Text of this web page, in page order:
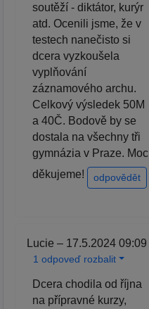
soutěží - diktátor, kurýr
atd. Ocenili jsme, že v
testech nanečisto si
dcera vyzkoušela
vyplňování
záznamového archu.
Celkový výsledek 50M
a 40Č. Bodově by se
dostala na všechny tři
gymnázia v Praze. Moc
děkujeme!
odpovědět
Lucie – 17.5.2024 09:09
1 odpoveď rozbalit
Dcera chodila od října
na přípravné kurzy,